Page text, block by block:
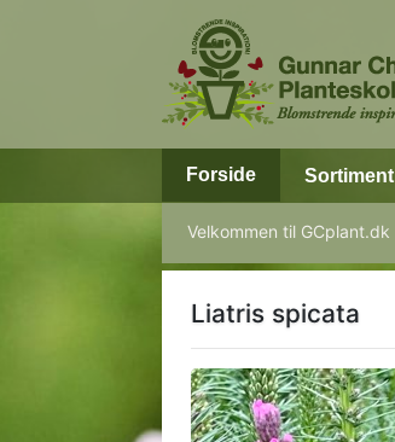
Forside Sortiment
Velkommen til GCplant.dk
Liatris spicata